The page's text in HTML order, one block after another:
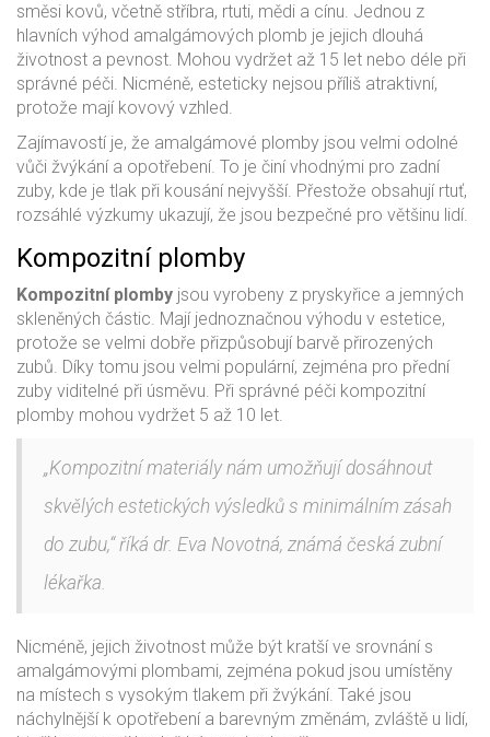
směsi kovů, včetně stříbra, rtuti, mědi a cínu. Jednou z
hlavních výhod amalgámových plomb je jejich dlouhá
životnost a pevnost. Mohou vydržet až 15 let nebo déle při
správné péči. Nicméně, esteticky nejsou příliš atraktivní,
protože mají kovový vzhled.
Zajímavostí je, že amalgámové plomby jsou velmi odolné
vůči žvýkání a opotřebení. To je činí vhodnými pro zadní
zuby, kde je tlak při kousání nejvyšší. Přestože obsahují rtuť,
rozsáhlé výzkumy ukazují, že jsou bezpečné pro většinu lidí.
Kompozitní plomby
Kompozitní plomby jsou vyrobeny z pryskyřice a jemných
skleněných částic. Mají jednoznačnou výhodu v estetice,
protože se velmi dobře přizpůsobují barvě přirozených
zubů. Díky tomu jsou velmi populární, zejména pro přední
zuby viditelné při úsměvu. Při správné péči kompozitní
plomby mohou vydržet 5 až 10 let.
„Kompozitní materiály nám umožňují dosáhnout
skvělých estetických výsledků s minimálním zásah
do zubu,“ říká dr. Eva Novotná, známá česká zubní
lékařka.
Nicméně, jejich životnost může být kratší ve srovnání s
amalgámovými plombami, zejména pokud jsou umístěny
na místech s vysokým tlakem při žvýkání. Také jsou
náchylnější k opotřebení a barevným změnám, zvláště u lidí,